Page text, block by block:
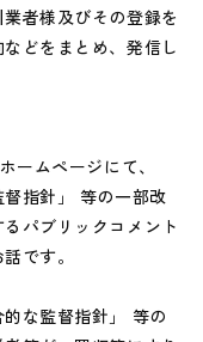
者様及びその登録を
どをまとめ、発信し
ームページにて、
督指針」 等の一部改
パブリックコメント
です。
な監督指針」 等の